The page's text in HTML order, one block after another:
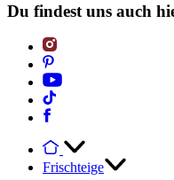
Du findest uns auch
Frischteige